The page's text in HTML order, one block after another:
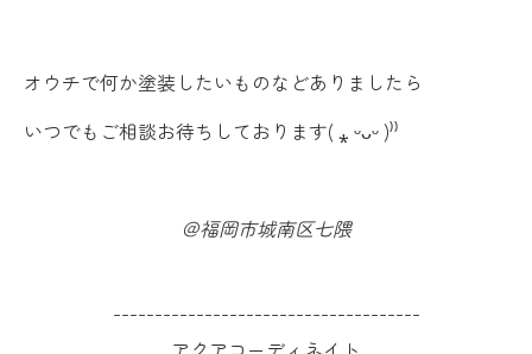
オウチで何か塗装したいものなどありましたら
いつでもご相談お待ちしております( ⁎ ᵕᴗᵕ )⁾⁾
＠福岡市城南区七隈
-------------------------------------